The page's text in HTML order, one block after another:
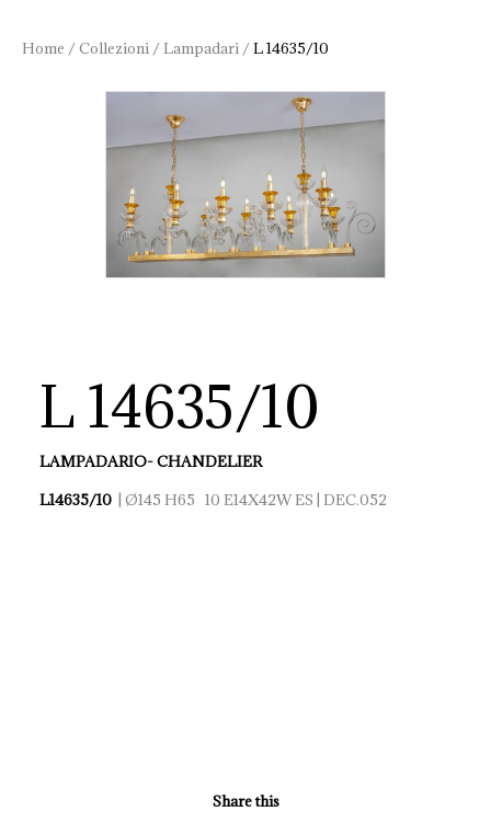
Home /Collezioni /Lampadari /L 14635/10
L 14635/10
LAMPADARIO- CHANDELIER
L14635/10 | Ø145 H65 10 E14X42W ES | DEC.052
Share this